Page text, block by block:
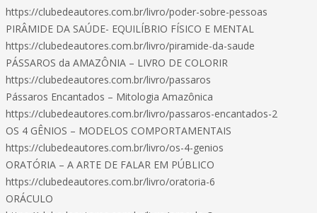
https://clubedeautores.com.br/livro/poder-sobre-pessoas
PIRÂMIDE DA SAÚDE- EQUILÍBRIO FÍSICO E MENTAL
https://clubedeautores.com.br/livro/piramide-da-saude
PÁSSAROS da AMAZÔNIA – LIVRO DE COLORIR
https://clubedeautores.com.br/livro/passaros
Pássaros Encantados – Mitologia Amazônica
https://clubedeautores.com.br/livro/passaros-encantados-2
OS 4 GÊNIOS – MODELOS COMPORTAMENTAIS
https://clubedeautores.com.br/livro/os-4-genios
ORATÓRIA – A ARTE DE FALAR EM PÚBLICO
https://clubedeautores.com.br/livro/oratoria-6
ORÁCULO